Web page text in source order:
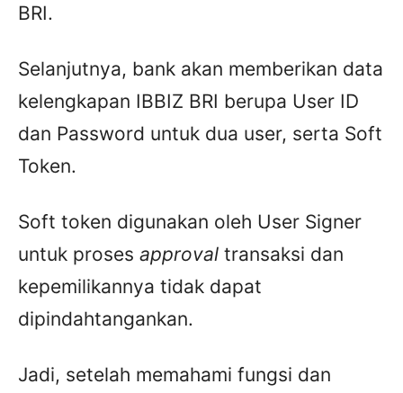
BRI.
Selanjutnya, bank akan memberikan data
kelengkapan IBBIZ BRI berupa User ID
dan Password untuk dua user, serta Soft
Token.
Soft token digunakan oleh User Signer
untuk proses approval transaksi dan
kepemilikannya tidak dapat
dipindahtangankan.
Jadi, setelah memahami fungsi dan